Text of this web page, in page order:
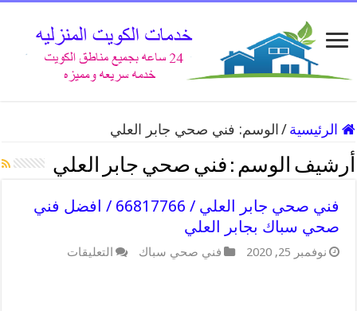
الرئيسية / الوسم: فني صحي جابر العلي
أرشيف الوسم : فني صحي جابر العلي
فني صحي جابر العلي / 66817766 / افضل فني
صحي سباك بجابر العلي
نوفمبر 25, 2020 فني صحي سباك التعليقات